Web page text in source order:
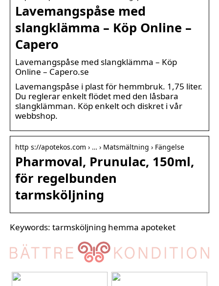
Lavemangspåse med
slangklämma – Köp Online –
Capero
Lavemangspåse med slangklämma – Köp
Online – Capero.se
Lavemangspåse i plast för hemmbruk. 1,75 liter.
Du reglerar enkelt flödet med den låsbara
slangklämman. Köp enkelt och diskret i vår
webbshop.
http s://apotekos.com › … › Matsmältning › Fängelse
Pharmoval, Prunulac, 150ml,
för regelbunden
tarmsköljning
Keywords: tarmsköljning hemma apoteket